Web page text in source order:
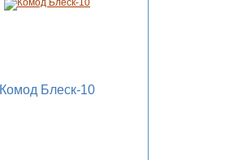
Комод Блеск-10